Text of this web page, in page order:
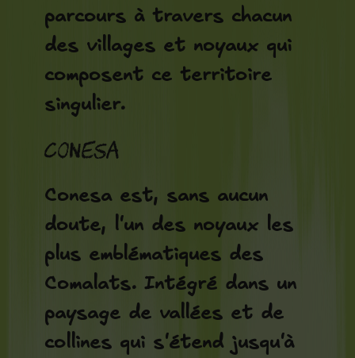
parcours à travers chacun
des villages et noyaux qui
composent ce territoire
singulier.
Conesa
Conesa est, sans aucun
doute, l'un des noyaux les
plus emblématiques des
Comalats. Intégré dans un
paysage de vallées et de
collines qui s'étend jusqu'à